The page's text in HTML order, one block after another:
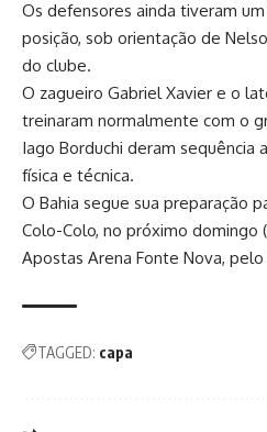
Os defensores ainda tiveram
posição, sob orientação de
do clube.
O zagueiro Gabriel Xavier e o
treinaram normalmente com o
Iago Borduchi deram sequência
física e técnica.
O Bahia segue sua preparação
Colo-Colo, no próximo domingo
Apostas Arena Fonte Nova,
TAGGED: capa